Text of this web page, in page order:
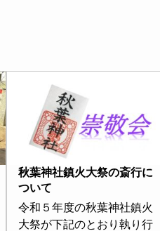
秋葉神社鎮火大祭の斎行に
ついて
令和５年度の秋葉神社鎮火
大祭が下記のとおり執り行